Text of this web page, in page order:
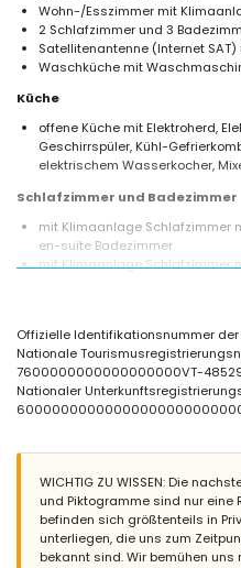
Wohn-/Esszimmer mit
2 Schlafzimmer und 3
Satellitenantenne (Internet SAT)
Waschküche mit
Küche
offene Küche mit Elektroherd,
Geschirrspüler, Kühl-
elektrischem Wasserkocher,
Schlafzimmer und Badezimmer
mit Klimaanlage Schlafzimmer
en-suite Badezimmer
mit Klimaanlage Schlafzimmer
en-suite Badezimmer mit
Badezimmer mit
Außenbereich der Villa
großes und abgeschlossenes
3 Terrassen, davon 2 überdacht
Außenküche und Grill
Sitzbereich im Freien
privater überdachter Parkplatz
Weitere Informationen
Offizielle Identifikationsnummer
Nationale
7600000000000000000VT-
Nationaler
WICHTIG ZU WISSEN: Die
und Piktogramme sind nur eine
befinden sich größtenteils in
unterliegen, die uns zum
bekannt sind. Wir bemühen